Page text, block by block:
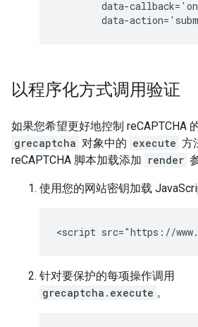
data-
以程序化方式调用验证
如果您希望更好地控制 reCAPTCHA
grecaptcha 对象中的 execute 方
reCAPTCHA 脚本加载添加 render
使用您的网站密钥加载
针对要保护的每项操作调用
grecaptcha.execute 。